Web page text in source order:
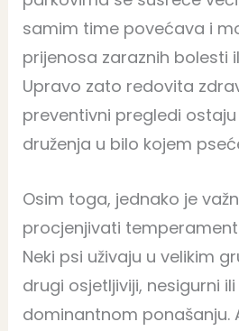
samim time povećava i
prijenosa zaraznih bolesti
Upravo zato redovita
preventivni pregledi
druženja u bilo kojem
Osim toga, jednako je
procjenjivati
Neki psi uživaju u velikim
drugi osjetljiviji, nesigurni
dominantnom ponašanju.